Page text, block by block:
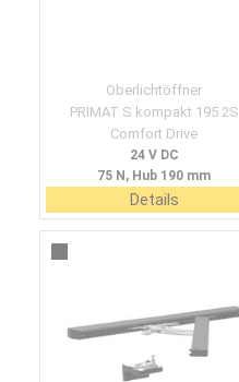
Oberlichtöffner
PRIMAT S kompakt 195 2S
Comfort Drive
24 V DC
75 N, Hub 190 mm
Details